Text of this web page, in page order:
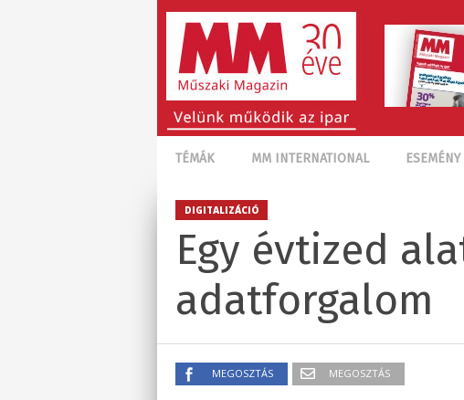
TÉMÁK MM INTERNATIONAL ESEMÉNY
DIGITALIZÁCIÓ
Egy évtized
adatforgalom
MEGOSZTÁS MEGOSZTÁS